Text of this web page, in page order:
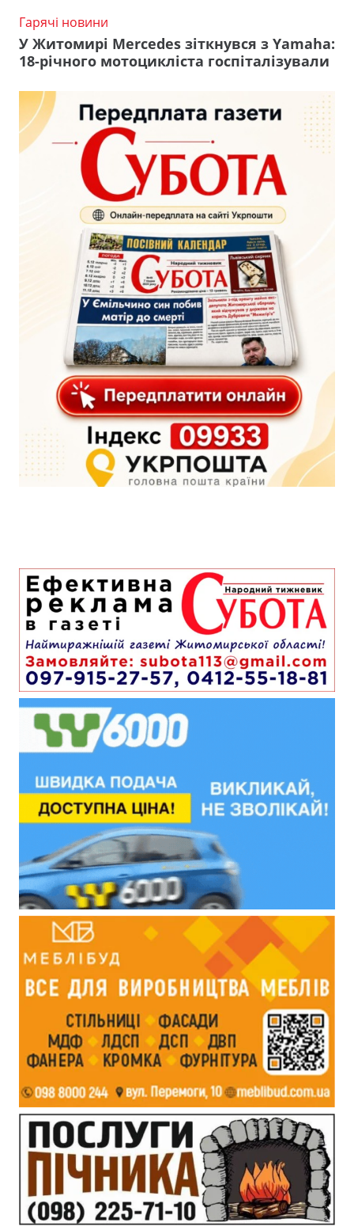
Гарячі новини
У Житомирі Mercedes зіткнувся з Yamaha:
18-річного мотоцикліста госпіталізували